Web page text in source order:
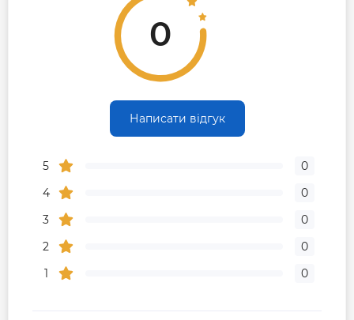
0
Написати відгук
5
0
4
0
3
0
2
0
1
0